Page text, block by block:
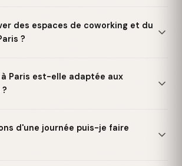
des espaces de coworking et du
?
Paris est-elle adaptée aux
d'une journée puis-je faire